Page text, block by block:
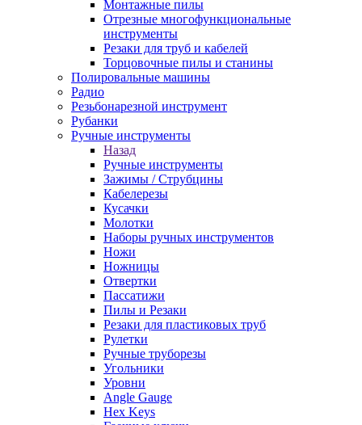
Монтажные пилы
Отрезные многофункциональные
инструменты
Резаки для труб и кабелей
Торцовочные пилы и станины
Полировальные машины
Радио
Резьбонарезной инструмент
Рубанки
Ручные инструменты
Назад
Ручные инструменты
Зажимы / Струбцины
Кабелерезы
Кусачки
Молотки
Наборы ручных инструментов
Ножи
Ножницы
Отвертки
Пассатижи
Пилы и Резаки
Резаки для пластиковых труб
Рулетки
Ручные труборезы
Угольники
Уровни
Angle Gauge
Hex Keys